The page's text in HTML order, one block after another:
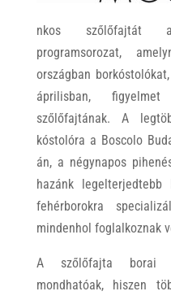
nkos szőlőfajtát
programsorozat,
országban
áprilisban,
szőlőfajtának. A
kóstolóra a Boscolo
án, a négynapos
hazánk
fehérborokra
mindenhol foglalkoznak
A szőlőfajta borai
mondhatóak, hiszen